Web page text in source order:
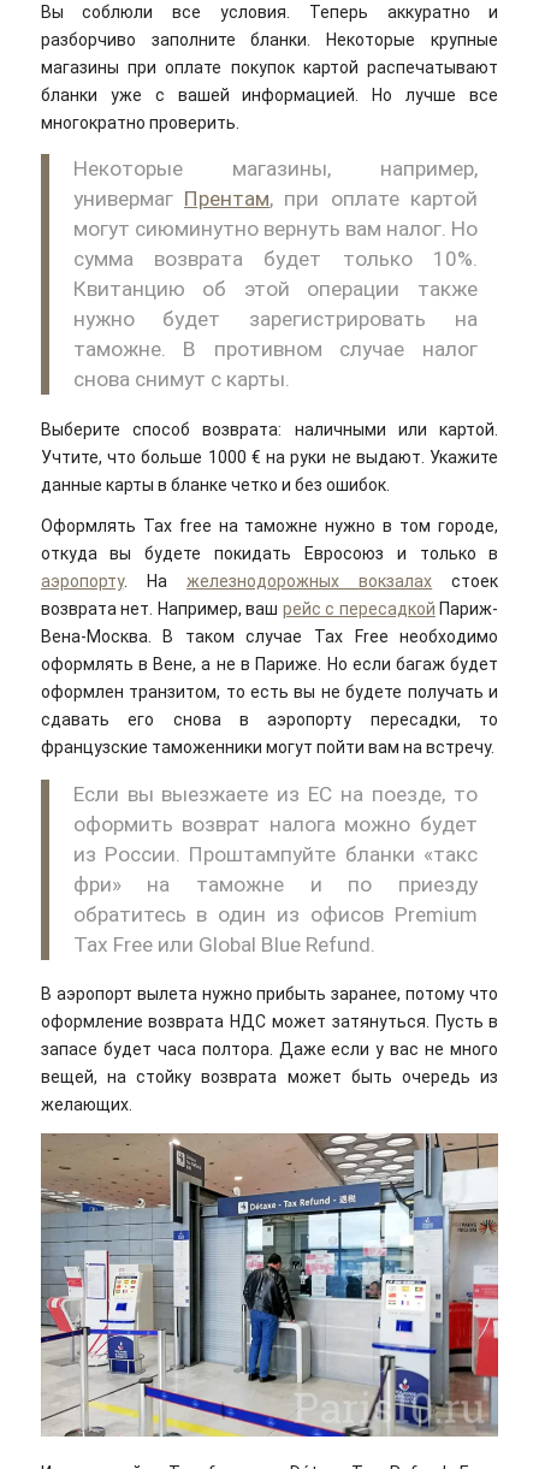
Вы соблюли все условия. Теперь аккуратно и
разборчиво заполните бланки. Некоторые крупные
магазины при оплате покупок картой распечатывают
бланки уже с вашей информацией. Но лучше все
многократно проверить.
Некоторые магазины, например,
универмаг Прентам, при оплате картой
могут сиюминутно вернуть вам налог. Но
сумма возврата будет только 10%.
Квитанцию об этой операции также
нужно будет зарегистрировать на
таможне. В противном случае налог
снова снимут с карты.
Выберите способ возврата: наличными или картой.
Учтите, что больше 1000 € на руки не выдают. Укажите
данные карты в бланке четко и без ошибок.
Оформлять Tax free на таможне нужно в том городе,
откуда вы будете покидать Евросоюз и только в
аэропорту. На железнодорожных вокзалах стоек
возврата нет. Например, ваш рейс с пересадкой Париж-
Вена-Москва. В таком случае Tax Free необходимо
оформлять в Вене, а не в Париже. Но если багаж будет
оформлен транзитом, то есть вы не будете получать и
сдавать его снова в аэропорту пересадки, то
французские таможенники могут пойти вам на встречу.
Если вы выезжаете из ЕС на поезде, то
оформить возврат налога можно будет
из России. Проштампуйте бланки «такс
фри» на таможне и по приезду
обратитесь в один из офисов Premium
Tax Free или Global Blue Refund.
В аэропорт вылета нужно прибыть заранее, потому что
оформление возврата НДС может затянуться. Пусть в
запасе будет часа полтора. Даже если у вас не много
вещей, на стойку возврата может быть очередь из
желающих.